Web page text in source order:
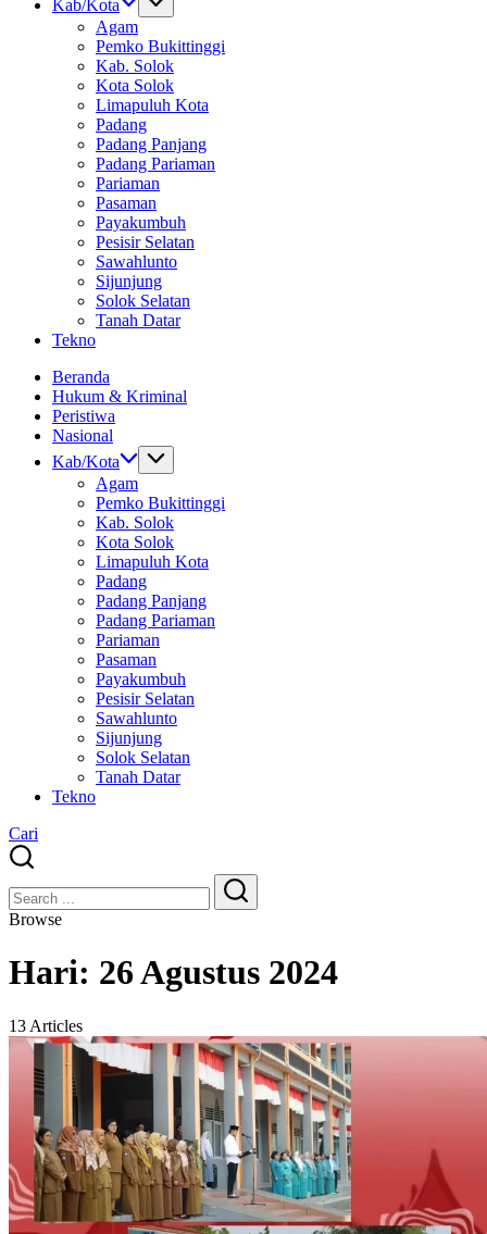
Kab/Kota
Agam
Pemko Bukittinggi
Kab. Solok
Kota Solok
Limapuluh Kota
Padang
Padang Panjang
Padang Pariaman
Pariaman
Pasaman
Payakumbuh
Pesisir Selatan
Sawahlunto
Sijunjung
Solok Selatan
Tanah Datar
Tekno
Beranda
Hukum & Kriminal
Peristiwa
Nasional
Kab/Kota
Agam
Pemko Bukittinggi
Kab. Solok
Kota Solok
Limapuluh Kota
Padang
Padang Panjang
Padang Pariaman
Pariaman
Pasaman
Payakumbuh
Pesisir Selatan
Sawahlunto
Sijunjung
Solok Selatan
Tanah Datar
Tekno
Cari
Search
Search
Browse
Hari: 26 Agustus 2024
13 Articles